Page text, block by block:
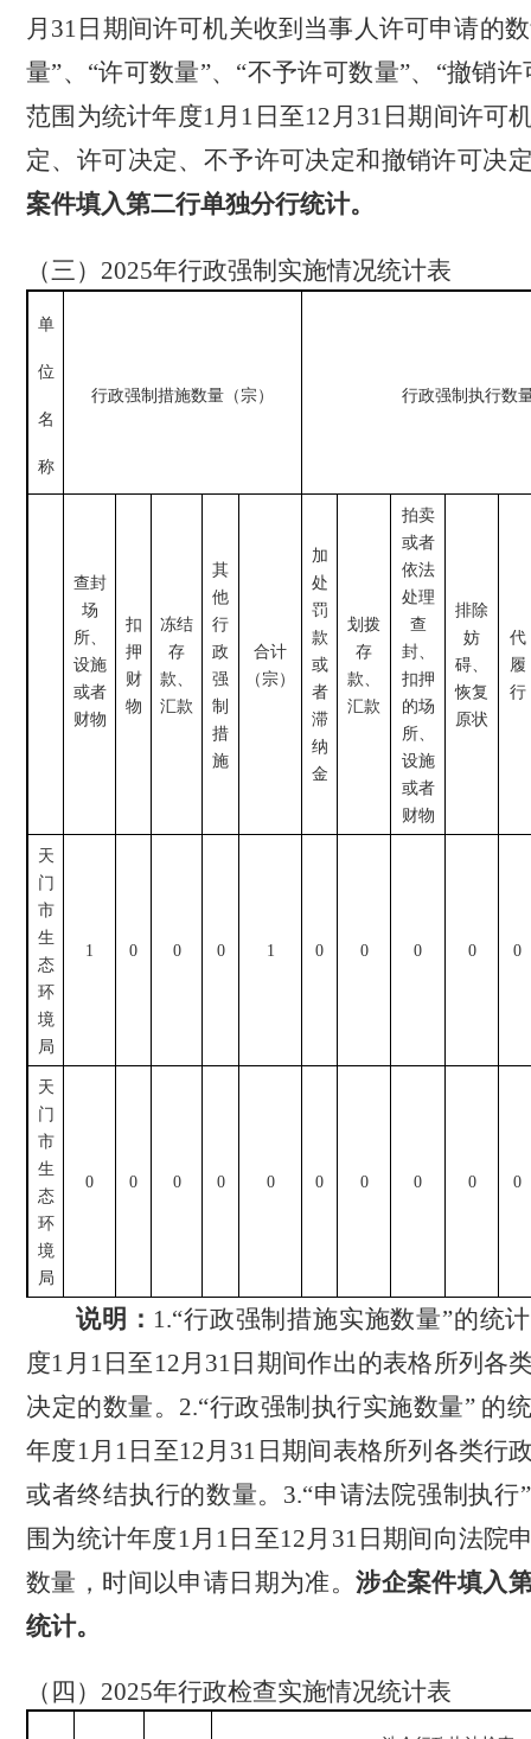
月 31 日 期间许可机关收到当事人许可申请的
量”、“许可数量”、“不予许可数量”、“撤销
范围为统计年度1月 1 日至12 月 31 日期间许可
定、许可决定、不予许可决定和撤销许可决
案件填入第二行单独分行统计。
（三） 2025年行政强制实施情况统计表
单
位
名
称
行政强制措施数量（宗） 行政强制执行数
查封
场
所、
设施
或者
财物
扣
押
财
物
冻结
存
款、
汇款
其
他
行
政
强
制
措
施
合计
（宗）
加
处
罚
款
或
者
滞
纳
金
划拨
存
款、
汇款
拍卖
或者
依法
处理
查
封、
扣押
的场
所、
设施
或者
财物
排除
妨
碍、
恢复
原状
代
履
行
天
门
市
生
态
环
境
局
1 0 0 0 1 0 0 0 0 0
天
门
市
生
态
环
境
局
0 0 0 0 0 0 0 0 0 0
说明： 1.“行政强制措施实施数量”的统
度1 月 1 日至12月 31 日 期间作出的表格所列各
决定的数量。 2.“行政强制执行实施数量” 的
年度1月 1 日至12月 31 日 期间表格所列各类行
或者终结执行的数量。 3.“申请法院强制执行
围为统计年度1月 1 日至12月 31 日期间向法院
数量，时间以申请日期为准。涉企案件填入
统计。
（ 四 ） 2025年行政检查实施情况统计表